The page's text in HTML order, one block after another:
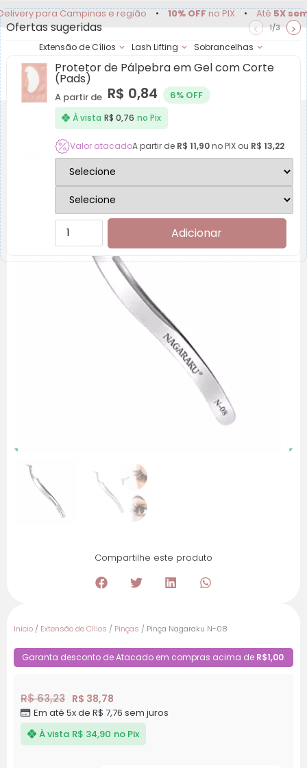
para Campinas e região • 10% OFFno PIX • Até5X sem juros
Extensão de Cílios Lash Lifting Sobrancelhas
Achadinhos Minha
Pinça Nagaraku N-08
Compartilhe este produto
Início / Extensão de Cílios / Pinças / Pinça Nagaraku N-08
Garanta desconto de Atacado em compras acima de R$1,00.
R$63,23 R$ 38,78
Em até 5x de R$ 7,76 sem juros
À vista R$ 34,90 no Pix
Ofertas sugeridas < 1/3 >
Protetor de Pálpebra em Gel com Corte
(Pads)
A partir de R$ 0,84
6% OFF
À vista R$ 0,76 no Pix
Valor atacadoA partir de R$ 11,90no PIX ou R$ 13,22
Adicionar